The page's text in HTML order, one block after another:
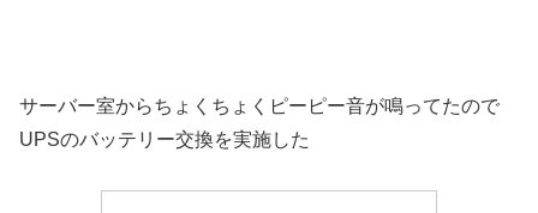
サーバー室からちょくちょくピーピー音が鳴ってたので
UPSのバッテリー交換を実施した